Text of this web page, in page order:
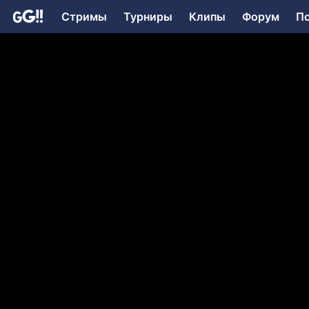
Стримы Турниры Клипы Форум